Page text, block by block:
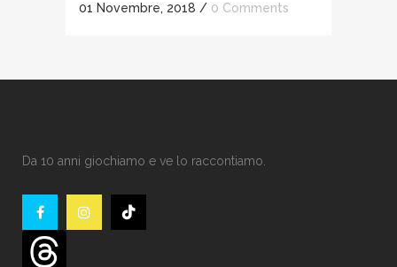
01 Novembre, 2018 / 0 Comments
Da 10 anni giochiamo e ve lo raccontiamo.